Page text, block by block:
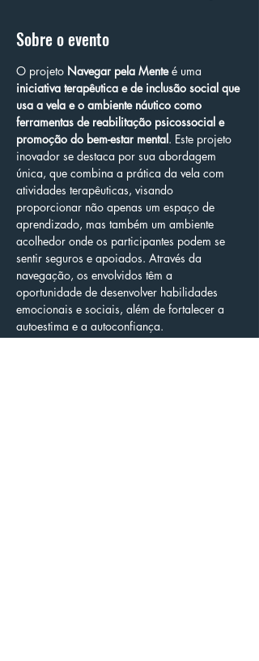
Sobre o evento
O projeto Navegar pela Mente é uma
iniciativa terapêutica e de inclusão social que
usa a vela e o ambiente náutico como
ferramentas de reabilitação psicossocial e
promoção do bem-estar mental. Este projeto
inovador se destaca por sua abordagem
única, que combina a prática da vela com
atividades terapêuticas, visando
proporcionar não apenas um espaço de
aprendizado, mas também um ambiente
acolhedor onde os participantes podem se
sentir seguros e apoiados. Através da
navegação, os envolvidos têm a
oportunidade de desenvolver habilidades
emocionais e sociais, além de fortalecer a
autoestima e a autoconfiança.